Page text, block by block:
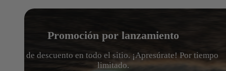
Promoción por lanzamiento
15% de descuento en todo el sitio. ¡Apresúrate! Por tiempo
limitado.